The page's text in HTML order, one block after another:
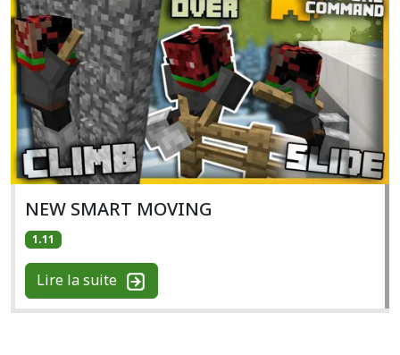
NEW SMART MOVING
1.11
Lire la suite